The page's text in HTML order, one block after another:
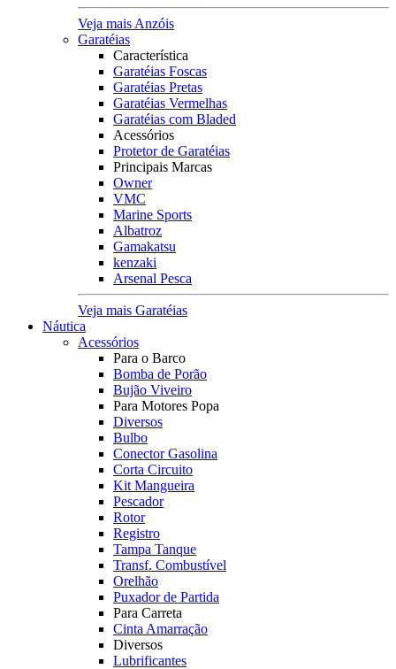
Veja mais Anzóis
Garatéias
Característica
Garatéias Foscas
Garatéias Pretas
Garatéias Vermelhas
Garatéias com Bladed
Acessórios
Protetor de Garatéias
Principais Marcas
Owner
VMC
Marine Sports
Albatroz
Gamakatsu
kenzaki
Arsenal Pesca
Veja mais Garatéias
Náutica
Acessórios
Para o Barco
Bomba de Porão
Bujão Viveiro
Para Motores Popa
Diversos
Bulbo
Conector Gasolina
Corta Circuito
Kit Mangueira
Pescador
Rotor
Registro
Tampa Tanque
Transf. Combustível
Orelhão
Puxador de Partida
Para Carreta
Cinta Amarração
Diversos
Lubrificantes